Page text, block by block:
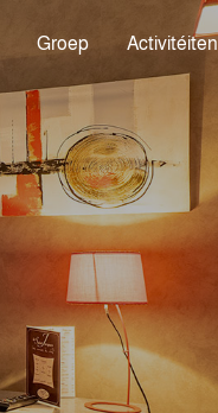
Groep Activitéiten
Très bien